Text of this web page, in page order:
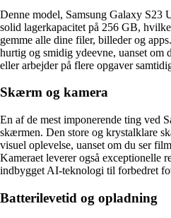
Denne model, Samsung Galaxy S23
solid lagerkapacitet på 256 GB,
gemme alle dine filer, billeder og
hurtig og smidig ydeevne, uanset om
eller arbejder på flere opgaver
Skærm og kamera
En af de mest imponerende ting ved
skærmen. Den store og krystalklare
visuel oplevelse, uanset om du ser
Kameraet leverer også exceptionelle
indbygget AI-teknologi til forbedret
Batterilevetid og opladning